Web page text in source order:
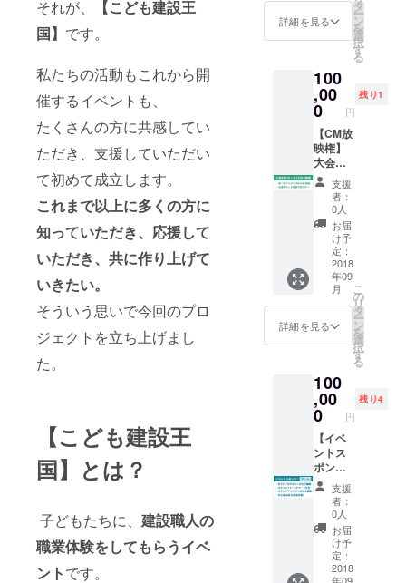
それが、
【こども建設王
国】 です。
私たちの活動もこれから開
催するイベントも、
たくさんの方に共感してい
ただき、支援していただい
て初めて成立します。
これまで以上に多くの方に
知っていただき、応援して
いただき、共に作り上げて
いきたい。
そういう思いで今回のプロ
ジェクトを立ち上げまし
た。
【こども建設王
国】とは？
子どもたちに、 建設職人の
職業体験をしてもらうイベ
ントです。
目的に
使用し
い。 ・
本品は
直接日
光の当
たらな
い場所
に置い
てくだ
さい。
・本品
を壁に
取り付
けて使
用され
る場合
は、壁
ボード
である
かりピ
ンが押
込み可
能な壁
である
ことを
ご確認
の上取
り付け
てくだ
さい。
・本品
の設置
箇所は
へのロ
ゴ掲載
当日運
営ス
タッフ
全員が
着用、
販売用
もあり
建設職
人甲子
園九州
大会 入
場チ
ケット2
枚（1枚
2,000
円）付
き
作りい
たしま
色に塗
装して
お渡し
しま
す。 サ
イズ：
約縦
100cm
横
100cm
高さ
80cm程
度（サ
イズは
愛犬の
大きさ
に合わ
せて
オー
す） 定
価
100,000
円相当
を
50,000
円にて
特別提
供いた
しま
す。
能で
す。 建
九州大
会 入場
チケッ
ト4枚
（1枚
2,000
円）付
き
甲子園
九州大
ト4枚
（1枚
2,000
円）付
き
詳細を見る
タ
ー
ン
を
選
択
す
る
100
,00
0 円
残り1
【CM放
映権】
大会当
日スク
リーン
CM放映
権（６
０秒程
度） 建
設職人
甲子園
九州決
勝大会
が行わ
れる
クリー
ンで放
映しま
す。 建
設職人
甲子園
九州大
会 入場
チケッ
ト4枚
（1枚
2,000
円）付
支援
者：
0人
お届
け予
定：
2018
年09
月
詳細を見る
こ
の
リ
タ
ー
ン
を
選
択
す
る
100
,00
0 円
残り4
【イベ
ントス
ポン
サー：
１０万
円協
賛】 ス
ポン
サー
ボード
支援
者：
0人
お届
け予
定：
2018